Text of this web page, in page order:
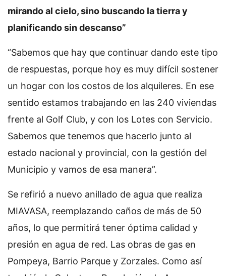
mirando al cielo, sino buscando la tierra y
planificando sin descanso”
“Sabemos que hay que continuar dando este tipo
de respuestas, porque hoy es muy difícil sostener
un hogar con los costos de los alquileres. En ese
sentido estamos trabajando en las 240 viviendas
frente al Golf Club, y con los Lotes con Servicio.
Sabemos que tenemos que hacerlo junto al
estado nacional y provincial, con la gestión del
Municipio y vamos de esa manera”.
Se refirió a nuevo anillado de agua que realiza
MIAVASA, reemplazando caños de más de 50
años, lo que permitirá tener óptima calidad y
presión en agua de red. Las obras de gas en
Pompeya, Barrio Parque y Zorzales. Como así